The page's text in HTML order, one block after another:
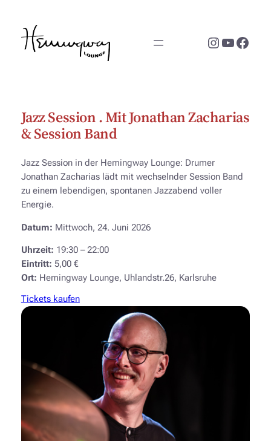
springen
Instagram
Jazz Session . Mit Jonathan Zacharias
& Session Band
Jazz Session in der Hemingway Lounge: Drumer
Jonathan Zacharias lädt mit wechselnder Session Band
zu einem lebendigen, spontanen Jazzabend voller
Energie.
Datum: Mittwoch, 24. Juni 2026
Uhrzeit: 19:30 – 22:00
Eintritt: 5,00 €
Ort: Hemingway Lounge, Uhlandstr.26, Karlsruhe
Tickets kaufen